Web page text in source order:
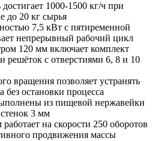
1000-1500 кг/ч при
до 20 кг сырья
7,5 кВт с пятиременной
непрерывный рабочий цикл
120 мм включает комплект
решёток с отверстиями 6, 8 и 10
вращения позволяет устранять
без остановки процесса
из пищевой нержавейки
3 мм
на скорости 250 оборотов
продвижения массы